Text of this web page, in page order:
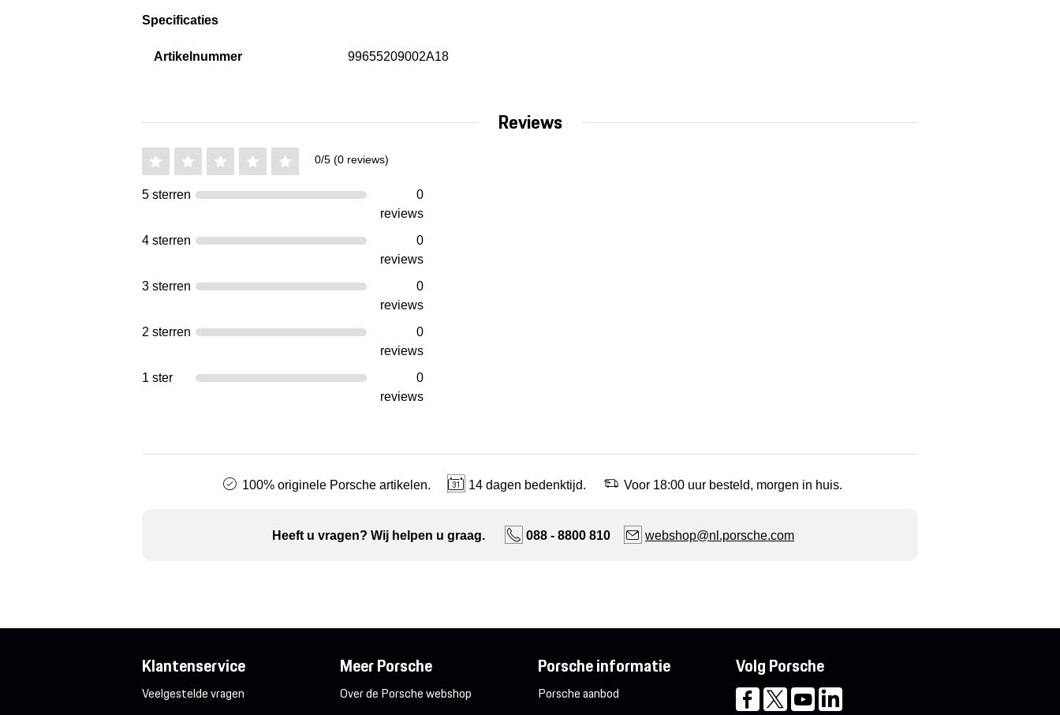
Specificaties
Artikelnummer 99655209002A18
Reviews
0/5 (0 reviews)
5 sterren
0
reviews
4 sterren
0
reviews
3 sterren
0
reviews
2 sterren
0
reviews
1 ster
0
reviews
100% originele Porsche artikelen. 14 dagen bedenktijd. Voor 18:00 uur besteld, morgen in huis.
Heeft u vragen? Wij helpen u graag. 088 - 8800 810 webshop@nl.porsche.com
Klantenservice
Veelgestelde vragen
Meer Porsche
Over de Porsche webshop
Porsche informatie
Porsche aanbod
Volg Porsche